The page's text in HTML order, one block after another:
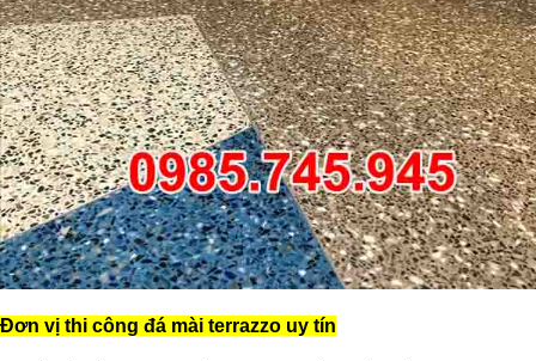
Đơn vị thi công đá mài terrazzo uy tín